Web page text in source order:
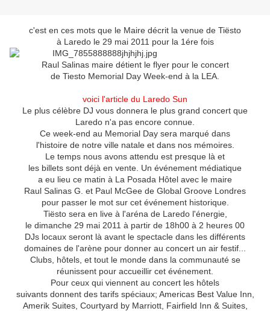
c'est en ces mots que le Maire décrit la venue de Tiësto
à Laredo le 29 mai 2011 pour la 1ére fois
Raul Salinas maire détient le flyer pour le concert
de Tiesto Memorial Day Week-end à la LEA.
voici l'article du Laredo Sun
Le plus célèbre DJ vous donnera le plus grand concert que
Laredo n'a pas encore connue.
Ce week-end au Memorial Day sera marqué dans
l'histoire de notre ville natale et dans nos mémoires.
Le temps nous avons attendu est presque là et
les billets sont déjà en vente. Un événement médiatique
a eu lieu ce matin à La Posada Hôtel avec le maire
Raul Salinas G. et Paul McGee de Global Groove Londres
pour passer le mot sur cet événement historique.
Tiësto sera en live à l'aréna de Laredo l'énergie,
le dimanche 29 mai 2011 à partir de 18h00 à 2 heures 00
DJs locaux seront là avant le spectacle dans les différents
domaines de l'arène pour donner au concert un air festif...
Clubs, hôtels, et tout le monde dans la communauté se
réunissent pour accueillir cet événement.
Pour ceux qui viennent au concert les hôtels
suivants donnent des tarifs spéciaux; Americas Best Value Inn,
Amerik Suites, Courtyard by Marriott, Fairfield Inn & Suites,